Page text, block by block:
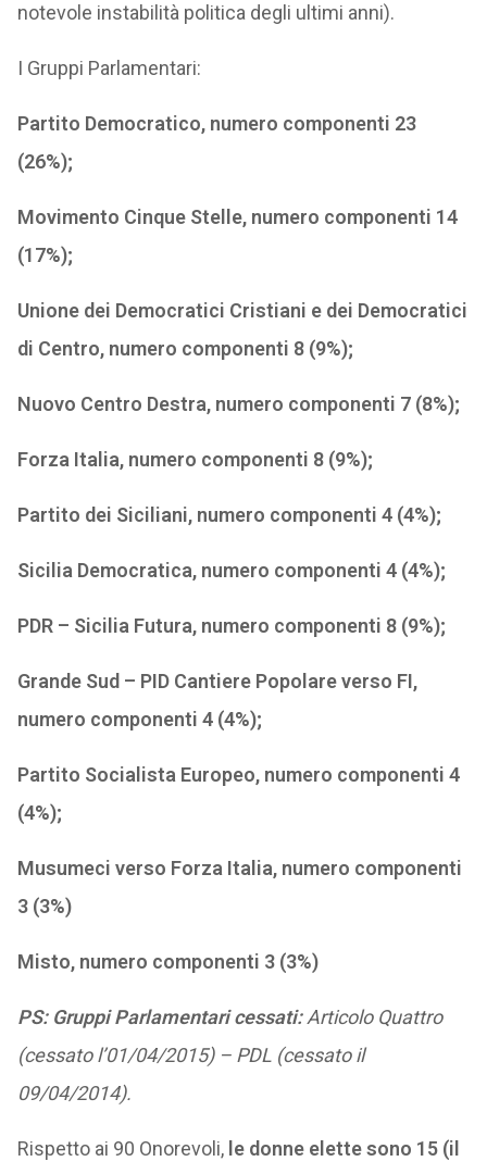
notevole instabilità politica degli ultimi anni).
I Gruppi Parlamentari:
Partito Democratico, numero componenti 23
(26%);
Movimento Cinque Stelle, numero componenti 14
(17%);
Unione dei Democratici Cristiani e dei Democratici
di Centro, numero componenti 8 (9%);
Nuovo Centro Destra, numero componenti 7 (8%);
Forza Italia, numero componenti 8 (9%);
Partito dei Siciliani, numero componenti 4 (4%);
Sicilia Democratica, numero componenti 4 (4%);
PDR – Sicilia Futura, numero componenti 8 (9%);
Grande Sud – PID Cantiere Popolare verso FI,
numero componenti 4 (4%);
Partito Socialista Europeo, numero componenti 4
(4%);
Musumeci verso Forza Italia, numero componenti
3 (3%)
Misto, numero componenti 3 (3%)
PS: Gruppi Parlamentari cessati:Articolo Quattro
(cessato l’01/04/2015) – PDL (cessato il
09/04/2014).
Rispetto ai 90 Onorevoli, le donne elette sono 15 (il